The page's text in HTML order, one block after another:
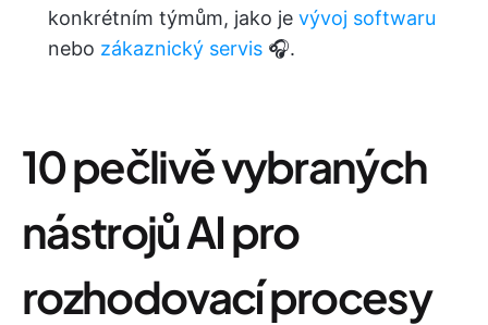
konkrétním týmům, jako je vývoj softwaru
nebo zákaznický servis 🎧.
10 pečlivě vybraných
nástrojů AI pro
rozhodovací procesy